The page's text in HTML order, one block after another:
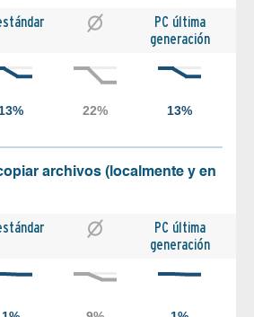
PC última
generación
archivos (localmente y en
PC última
generación